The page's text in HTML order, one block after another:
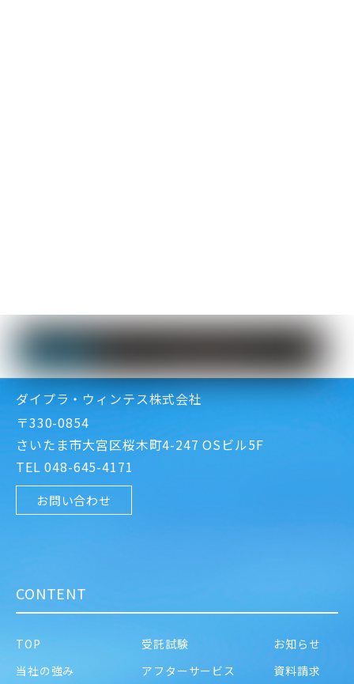
ダイプラ・ウィンテス株式会社
〒330-0854
さいたま市大宮区桜木町4-247 OSビル5F
TEL 048-645-4171
お問い合わせ
CONTENT
TOP
当社の強み
受託試験
アフターサービス
お知らせ
資料請求